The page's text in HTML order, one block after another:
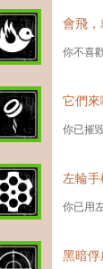
會飛
你不喜
它們來
你已摧
左輪
你已用
黑暗